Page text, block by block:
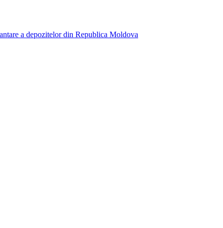
a depozitelor din Republica Moldova